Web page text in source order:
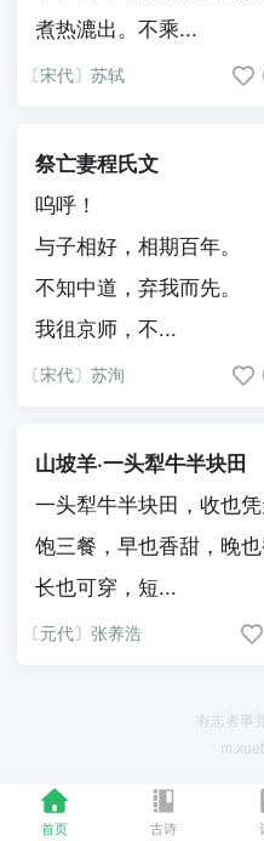
首页 古诗
煮热漉出。不乘...
〔宋代〕苏轼
祭亡妻程氏文
呜呼！
与子相好，相期百年。
不知中道，弃我而先。
我徂京师，不...
〔宋代〕苏洵
山坡羊·一头犁牛半块田
一头犁牛半块田，收也
饱三餐，早也香甜，晚
长也可穿，短...
〔元代〕张养浩
有志者事